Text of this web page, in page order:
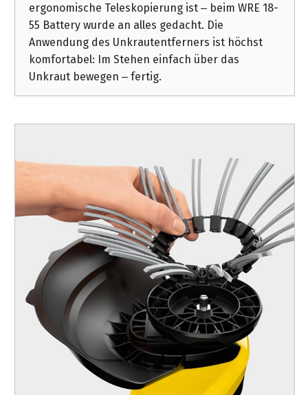
ergonomische Teleskopierung ist – beim WRE 18-
55 Battery wurde an alles gedacht. Die
Anwendung des Unkrautentferners ist höchst
komfortabel: Im Stehen einfach über das
Unkraut bewegen – fertig.